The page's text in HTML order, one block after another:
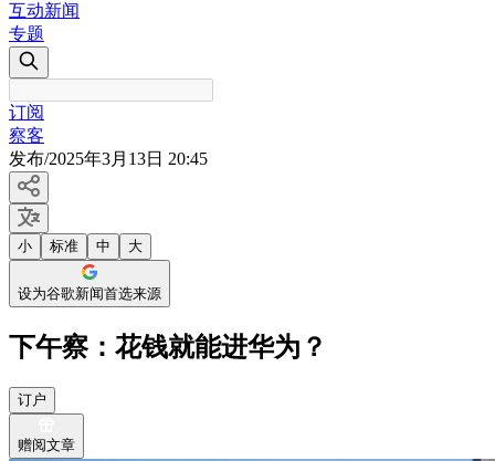
互动新闻
专题
订阅
察客
发布/2025年3月13日 20:45
小 标准 中 大
设为谷歌新闻首选来源
下午察：花钱就能进华为？
订户
赠阅文章